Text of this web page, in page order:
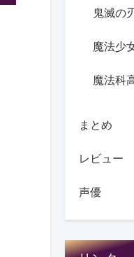
鬼滅の
魔法少
魔法科
まとめ
レビュー
声優